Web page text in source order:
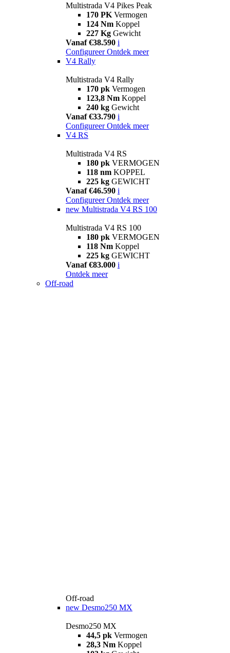
Multistrada V4 Pikes Peak
170 PK Vermogen
124 Nm Koppel
227 Kg Gewicht
Vanaf €38.590 i
Configureer Ontdek meer
V4 Rally
Multistrada V4 Rally
170 pk Vermogen
123,8 Nm Koppel
240 kg Gewicht
Vanaf €33.790 i
Configureer Ontdek meer
V4 RS
Multistrada V4 RS
180 pk VERMOGEN
118 nm KOPPEL
225 kg GEWICHT
Vanaf €46.590 i
Configureer Ontdek meer
new Multistrada V4 RS 100
Multistrada V4 RS 100
180 pk VERMOGEN
118 Nm Koppel
225 kg GEWICHT
Vanaf €83.000 i
Ontdek meer
Off-road
Off-road
new Desmo250 MX
Desmo250 MX
44,5 pk Vermogen
28,3 Nm Koppel